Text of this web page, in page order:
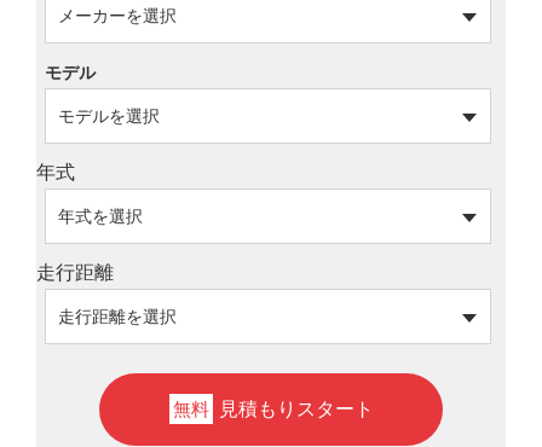
モデル
年式
走行距離
無料 見積もりスタート